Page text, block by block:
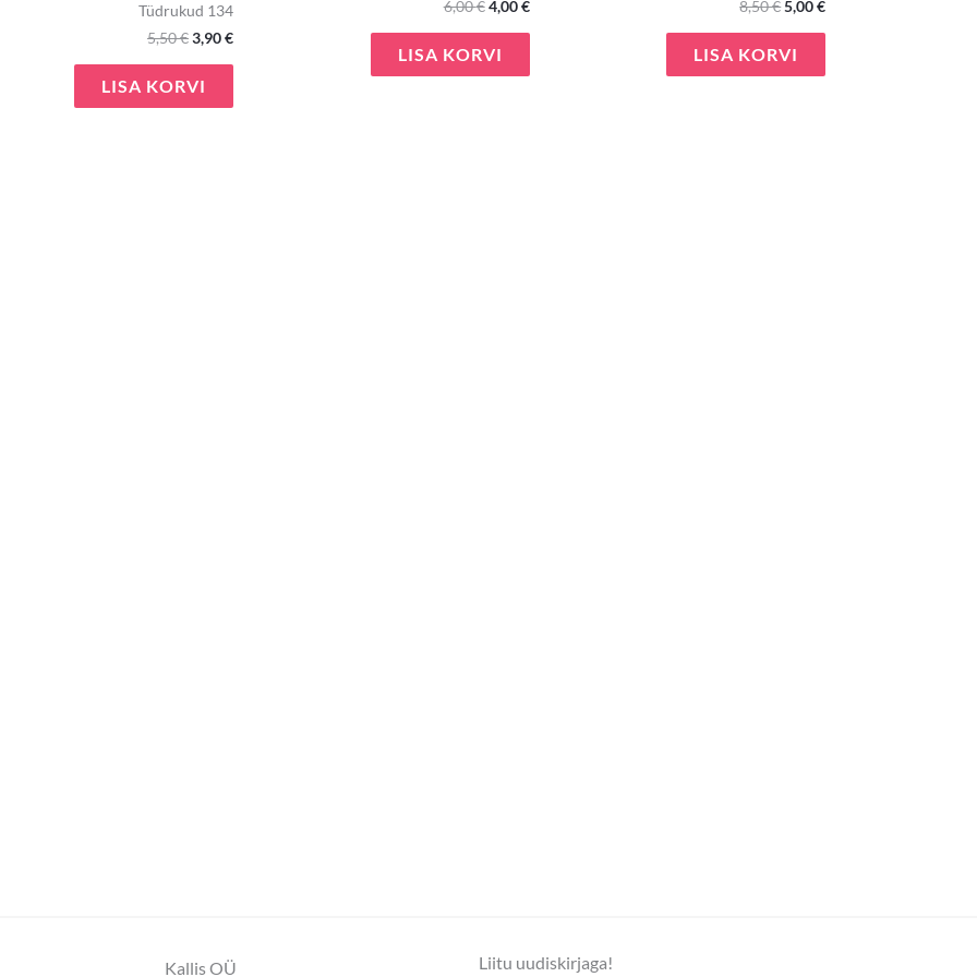
Tüdrukud 134
5,50€3,90€
LISA KORVI
6,00€4,00€
LISA KORVI
8,50€5,00€
LISA KORVI
Kallis OÜ Liitu uudiskirjaga!